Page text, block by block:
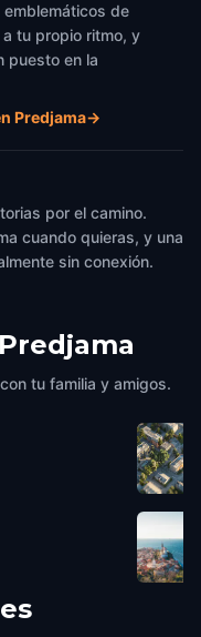
de
tu propio ritmo, y
puesto en la
Predjama→
por el camino.
cuando quieras, y una
sin conexión.
Predjama
tu familia y amigos.